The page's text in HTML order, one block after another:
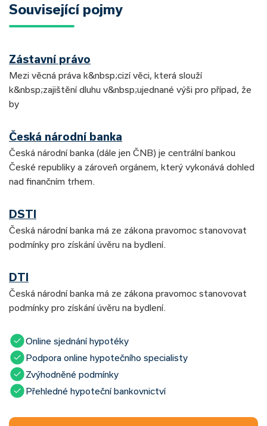
Související pojmy
Zástavní právo
Mezi věcná práva k&nbsp;cizí věci, která slouží
k&nbsp;zajištění dluhu v&nbsp;ujednané výši pro případ, že
by
Česká národní banka
Česká národní banka (dále jen ČNB) je centrální bankou
České republiky a zároveň orgánem, který vykonává dohled
nad finančním trhem.
DSTI
Česká národní banka má ze zákona pravomoc stanovovat
podmínky pro získání úvěru na bydlení.
DTI
Česká národní banka má ze zákona pravomoc stanovovat
podmínky pro získání úvěru na bydlení.
Online sjednání hypotéky
Podpora online hypotečního specialisty
Zvýhodněné podmínky
Přehledné hypoteční bankovnictví